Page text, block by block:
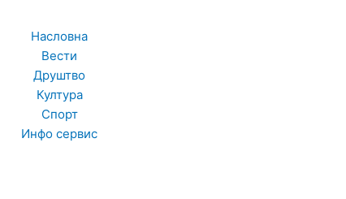
Насловна
Вести
Друштво
Култура
Спорт
Инфо сервис